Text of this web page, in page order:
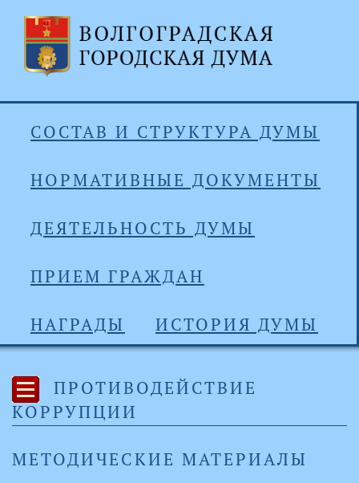
СОСТАВ И СТРУКТУРА ДУМЫ
НОРМАТИВНЫЕ ДОКУМЕНТЫ
ДЕЯТЕЛЬНОСТЬ ДУМЫ
ПРИЕМ ГРАЖДАН
НАГРАДЫ ИСТОРИЯ ДУМЫ
ПРОТИВОДЕЙСТВИЕ
КОРРУПЦИИ
МЕТОДИЧЕСКИЕ МАТЕРИАЛЫ